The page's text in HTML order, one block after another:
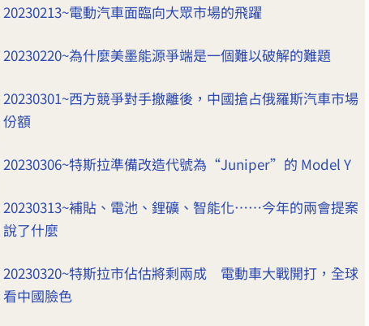
20230213~電動汽車面臨向大眾市場的飛躍
20230220~為什麼美墨能源爭端是一個難以破解的難題
20230301~西方競爭對手撤離後，中國搶占俄羅斯汽車市場
份額
20230306~特斯拉準備改造代號為“Juniper”的 Model Y
20230313~補貼、電池、鋰礦、智能化……今年的兩會提案
說了什麼
20230320~特斯拉市佔估將剩兩成 電動車大戰開打，全球
看中國臉色